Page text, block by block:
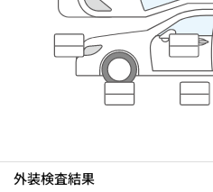
外装検査結果